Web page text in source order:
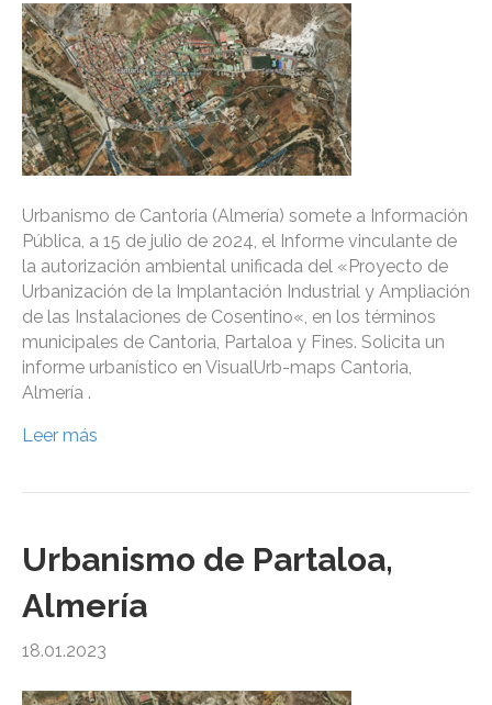
Urbanismo de Cantoria (Almería) somete a Información
Pública, a 15 de julio de 2024, el Informe vinculante de
la autorización ambiental unificada del «Proyecto de
Urbanización de la Implantación Industrial y Ampliación
de las Instalaciones de Cosentino«, en los términos
municipales de Cantoria, Partaloa y Fines. Solicita un
informe urbanístico en VisualUrb-maps Cantoria,
Almería .
Leer más
Urbanismo de Partaloa,
Almería
18.01.2023